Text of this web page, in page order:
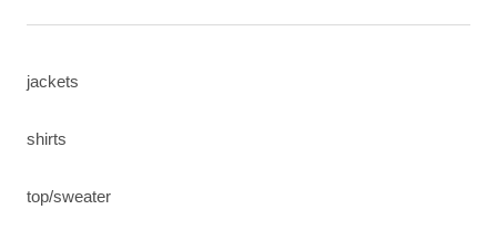
jackets
shirts
top/sweater